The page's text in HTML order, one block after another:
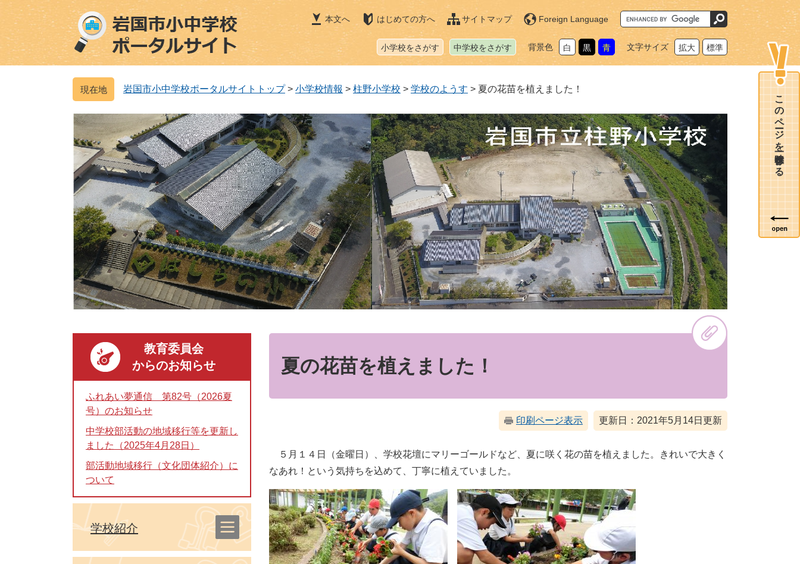
ジ
の
先
ュ
ー
を
本文へ はじめての方へ サイトマップ Foreign Language
G
o
o
カ
小学校をさがす 中学校をさがす 背景色 白 黒 青 文字サイズ 拡大 標準
岩国市小中学校ポータルサイトトップ > 小学校情報 > 柱野小学校 > 学校のようす > 夏の花苗を植えました！
夏の花苗を植えました！
印刷ページ表示 更新日：2021年5月14日更新
５月１４日（金曜日）、学校花壇にマリーゴールドなど、夏に咲く花の苗を植えました。きれいで大きく
なあれ！という気持ちを込めて、丁寧に植えていました。
教育委員会
からのお知らせ
ふれあい夢通信 第82号（2026夏
号）のお知らせ
中学校部活動の地域移行等を更新し
ました（2025年4月28日）
部活動地域移行（文化団体紹介）に
ついて
学校紹介
このページを一時保存する